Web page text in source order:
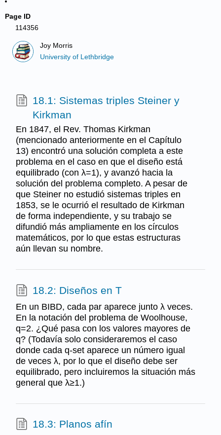
Page ID
114356
Joy Morris
University of Lethbridge
18.1: Sistemas triples Steiner y
Kirkman
En 1847, el Rev. Thomas Kirkman
(mencionado anteriormente en el Capítulo
13) encontró una solución completa a este
problema en el caso en que el diseño está
equilibrado (con λ=1), y avanzó hacia la
solución del problema completo. A pesar de
que Steiner no estudió sistemas triples en
1853, se le ocurrió el resultado de Kirkman
de forma independiente, y su trabajo se
difundió más ampliamente en los círculos
matemáticos, por lo que estas estructuras
aún llevan su nombre.
18.2: Diseños en T
En un BIBD, cada par aparece junto λ veces.
En la notación del problema de Woolhouse,
q=2. ¿Qué pasa con los valores mayores de
q? (Todavía solo consideraremos el caso
donde cada q-set aparece un número igual
de veces λ, por lo que el diseño debe ser
equilibrado, pero incluiremos la situación más
general que λ≥1.)
18.3: Planos afín